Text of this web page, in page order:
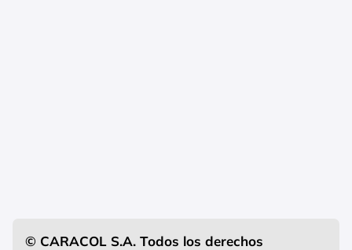
© CARACOL S.A. Todos los derechos